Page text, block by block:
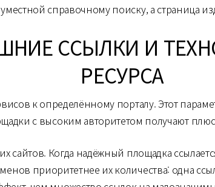
справочному поиску, а страница
ССЫЛКИ И
РЕСУРСА
к определённому порталу. Этот
с высоким авторитетом получают
сайтов. Когда надёжный площадка
приоритетнее их количества: одна